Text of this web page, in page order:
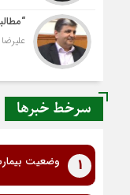
سرخط خبرها
1 وضعیت